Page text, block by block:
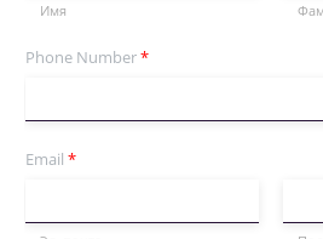
Имя
Phone Number*
Email *